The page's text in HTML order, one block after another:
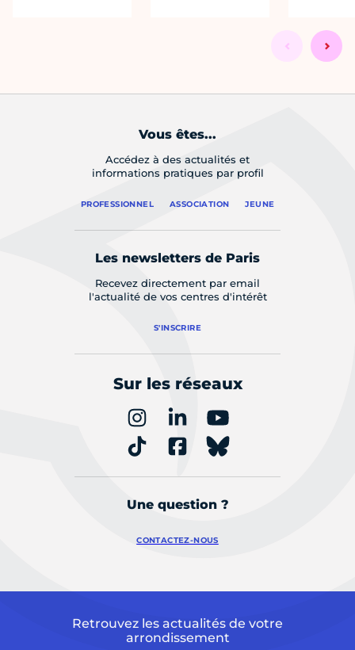
Vous êtes...
Accédez à des actualités et
informations pratiques par profil
PROFESSIONNEL ASSOCIATION JEUNE
Les newsletters de Paris
Recevez directement par email
l'actualité de vos centres d'intérêt
S'INSCRIRE
Sur les réseaux
Une question ?
CONTACTEZ-NOUS
Retrouvez les actualités de votre
arrondissement